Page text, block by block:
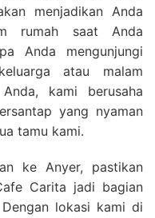
menjadikan Anda
rumah saat Anda
Anda mengunjungi
atau malam
kami berusaha
yang nyaman
tamu kami.
ke Anyer, pastikan
Carita jadi bagian
lokasi kami di